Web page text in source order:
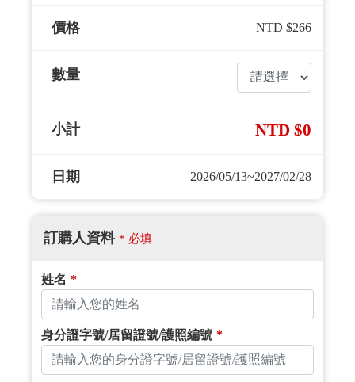
價格 NTD $266
數量
小計 NTD $0
日期 2026/05/13~2027/02/28
訂購人資料 * 必填
姓名 *
身分證字號/居留證號/護照編號 *